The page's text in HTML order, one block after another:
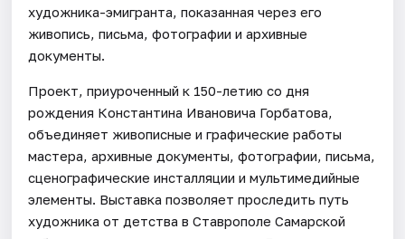
художника-эмигранта, показанная через его
живопись, письма, фотографии и архивные
документы.
Проект, приуроченный к 150-летию со дня
рождения Константина Ивановича Горбатова,
объединяет живописные и графические работы
мастера, архивные документы, фотографии, письма,
сценографические инсталляции и мультимедийные
элементы. Выставка позволяет проследить путь
художника от детства в Ставрополе Самарской